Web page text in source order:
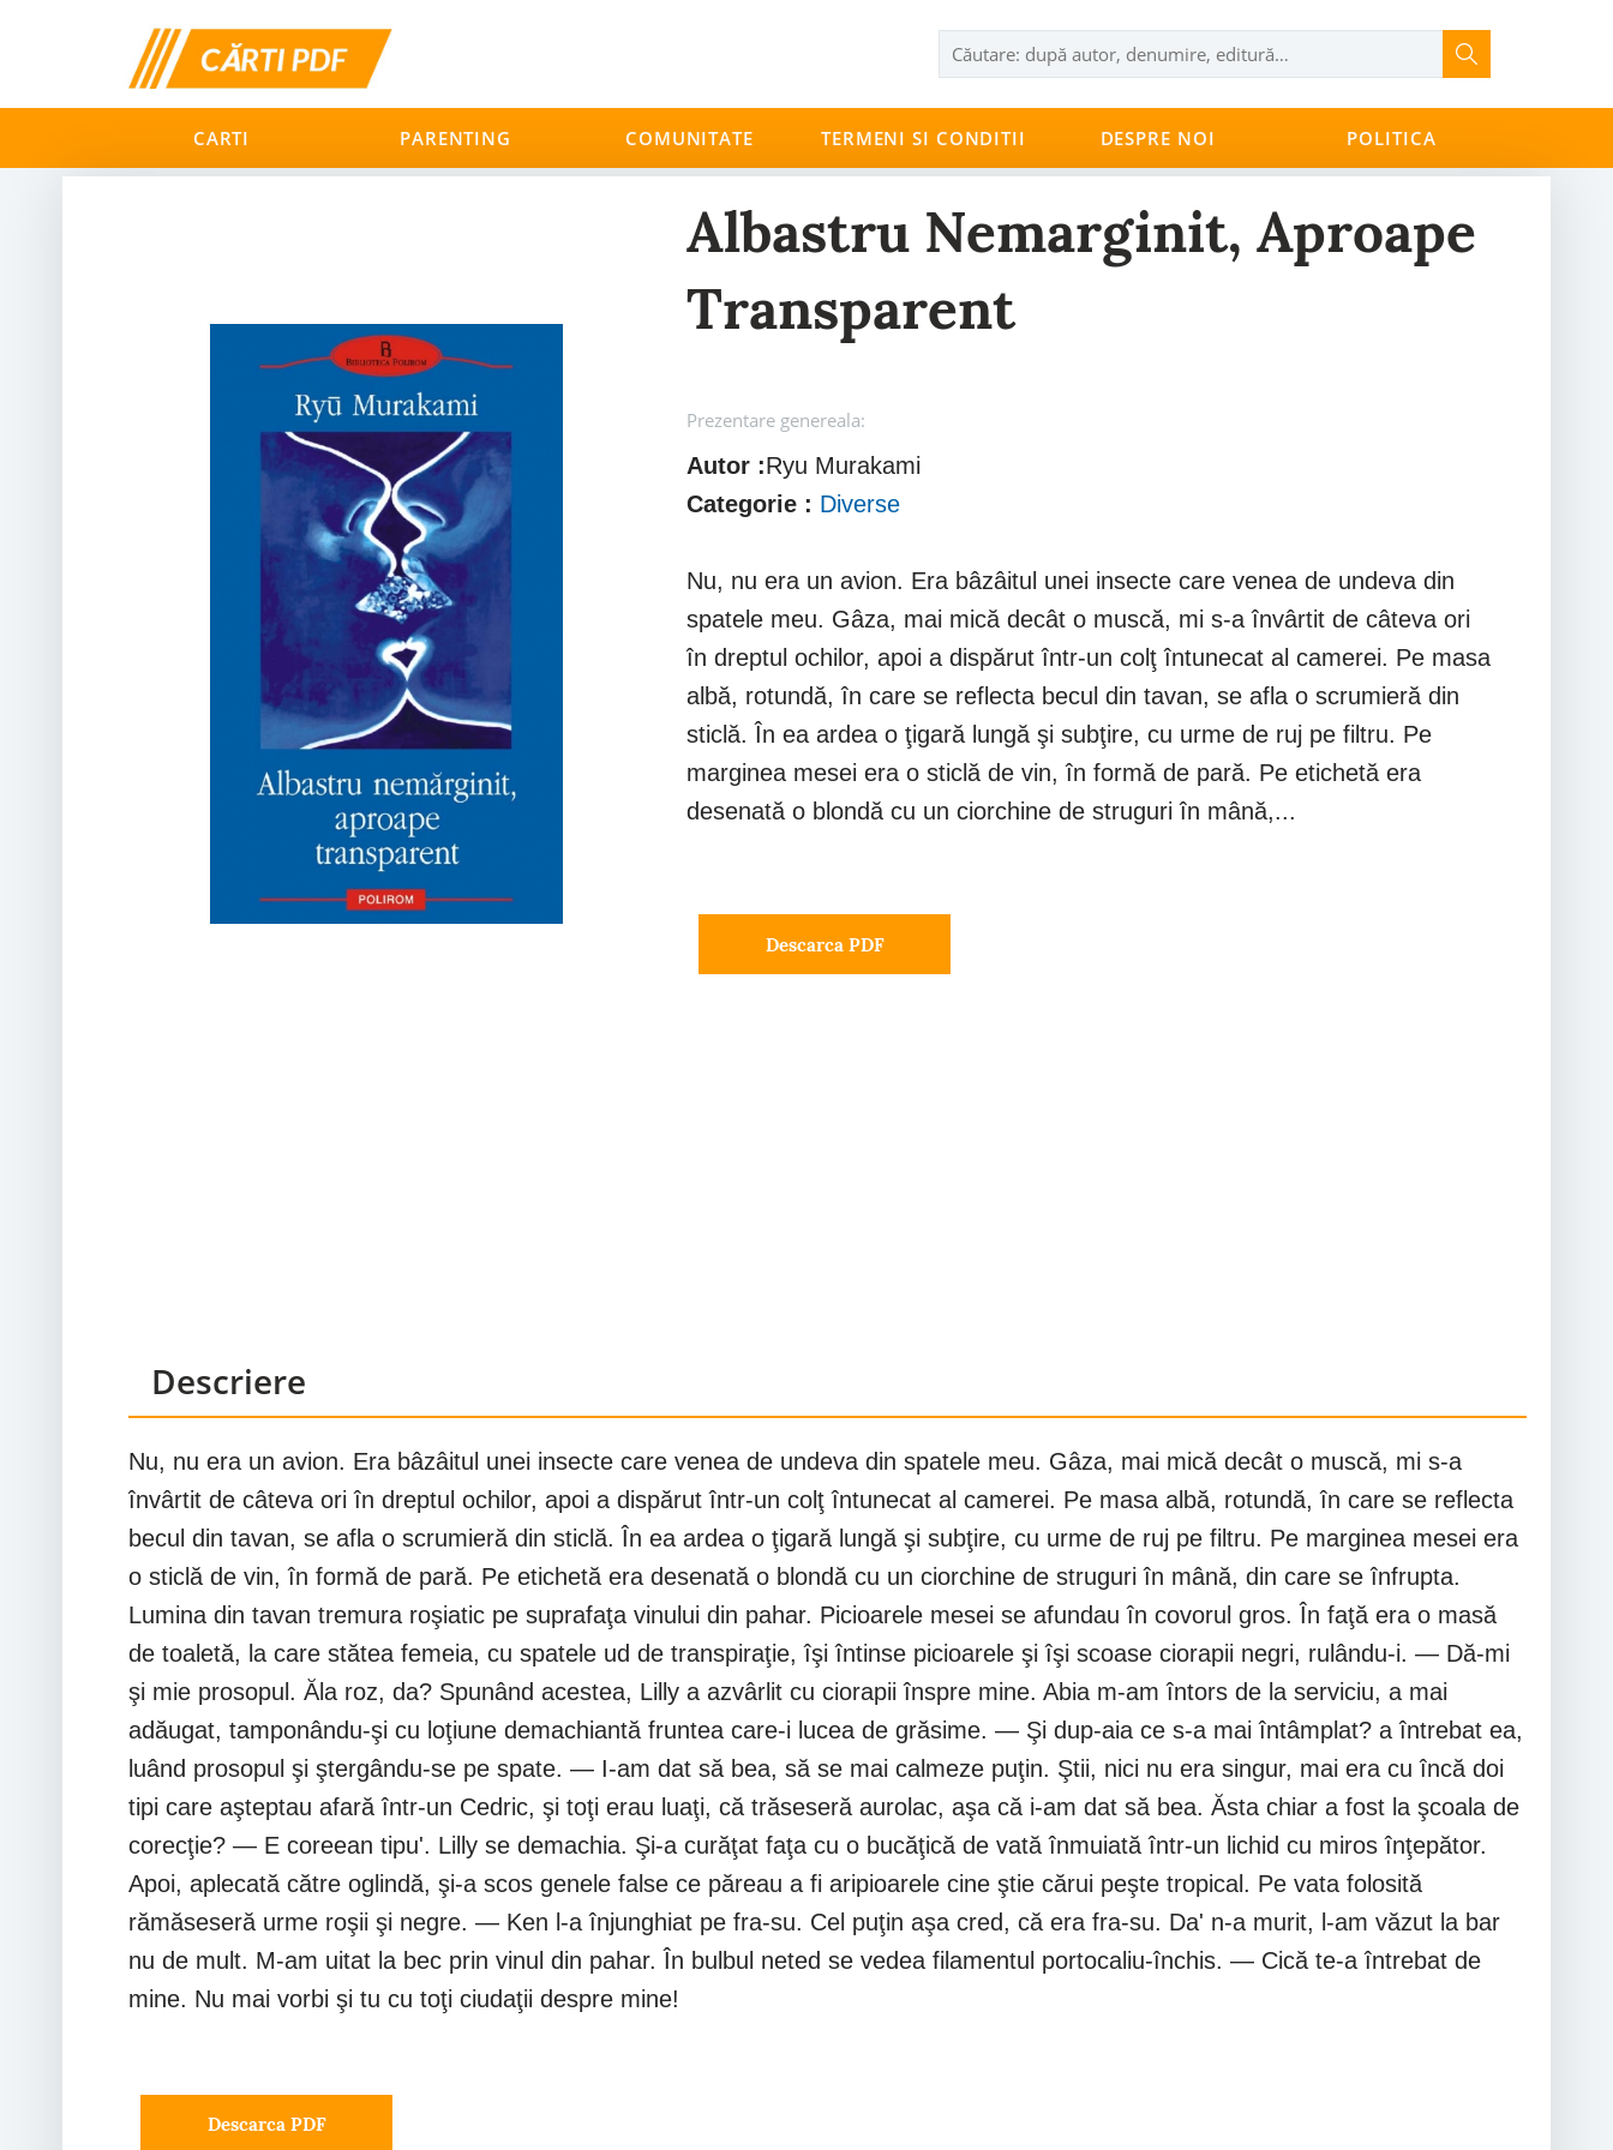
CARTI PARENTING COMUNITATE TERMENI SI CONDITII DESPRE NOI POLITICA
Albastru Nemarginit, Aproape
Transparent
Prezentare genereala:
Autor :Ryu Murakami
Categorie : Diverse
Nu, nu era un avion. Era bâzâitul unei insecte care venea de undeva din
spatele meu. Gâza, mai mică decât o muscă, mi s-a învârtit de câteva ori
în dreptul ochilor, apoi a dispărut într-un colţ întunecat al camerei. Pe masa
albă, rotundă, în care se reflecta becul din tavan, se afla o scrumieră din
sticlă. În ea ardea o ţigară lungă şi subţire, cu urme de ruj pe filtru. Pe
marginea mesei era o sticlă de vin, în formă de pară. Pe etichetă era
desenată o blondă cu un ciorchine de struguri în mână,...
Descarca PDF
Descriere
Nu, nu era un avion. Era bâzâitul unei insecte care venea de undeva din spatele meu. Gâza, mai mică decât o muscă, mi s-a
învârtit de câteva ori în dreptul ochilor, apoi a dispărut într-un colţ întunecat al camerei. Pe masa albă, rotundă, în care se reflecta
becul din tavan, se afla o scrumieră din sticlă. În ea ardea o ţigară lungă şi subţire, cu urme de ruj pe filtru. Pe marginea mesei era
o sticlă de vin, în formă de pară. Pe etichetă era desenată o blondă cu un ciorchine de struguri în mână, din care se înfrupta.
Lumina din tavan tremura roşiatic pe suprafaţa vinului din pahar. Picioarele mesei se afundau în covorul gros. În faţă era o masă
de toaletă, la care stătea femeia, cu spatele ud de transpiraţie, îşi întinse picioarele şi îşi scoase ciorapii negri, rulându-i. — Dă-mi
şi mie prosopul. Ăla roz, da? Spunând acestea, Lilly a azvârlit cu ciorapii înspre mine. Abia m-am întors de la serviciu, a mai
adăugat, tamponându-şi cu loţiune demachiantă fruntea care-i lucea de grăsime. — Şi dup-aia ce s-a mai întâmplat? a întrebat ea,
luând prosopul şi ştergându-se pe spate. — I-am dat să bea, să se mai calmeze puţin. Ştii, nici nu era singur, mai era cu încă doi
tipi care aşteptau afară într-un Cedric, şi toţi erau luaţi, că trăseseră aurolac, aşa că i-am dat să bea. Ăsta chiar a fost la şcoala de
corecţie? — E coreean tipu'. Lilly se demachia. Şi-a curăţat faţa cu o bucăţică de vată înmuiată într-un lichid cu miros înţepător.
Apoi, aplecată către oglindă, şi-a scos genele false ce păreau a fi aripioarele cine ştie cărui peşte tropical. Pe vata folosită
rămăseseră urme roşii şi negre. — Ken l-a înjunghiat pe fra-su. Cel puţin aşa cred, că era fra-su. Da' n-a murit, l-am văzut la bar
nu de mult. M-am uitat la bec prin vinul din pahar. În bulbul neted se vedea filamentul portocaliu-închis. — Cică te-a întrebat de
mine. Nu mai vorbi şi tu cu toţi ciudaţii despre mine!
Descarca PDF